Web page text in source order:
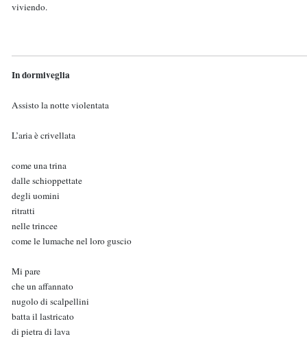
viviendo.
In dormiveglia
Assisto la notte violentata
L’aria è crivellata
come una trina
dalle schioppettate
degli uomini
ritratti
nelle trincee
come le lumache nel loro guscio
Mi pare
che un affannato
nugolo di scalpellini
batta il lastricato
di pietra di lava